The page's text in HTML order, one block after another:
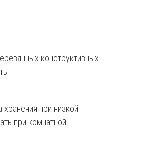
конструктивных
при низкой
при комнатной